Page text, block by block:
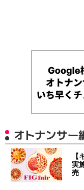
オトナンサ
実
売